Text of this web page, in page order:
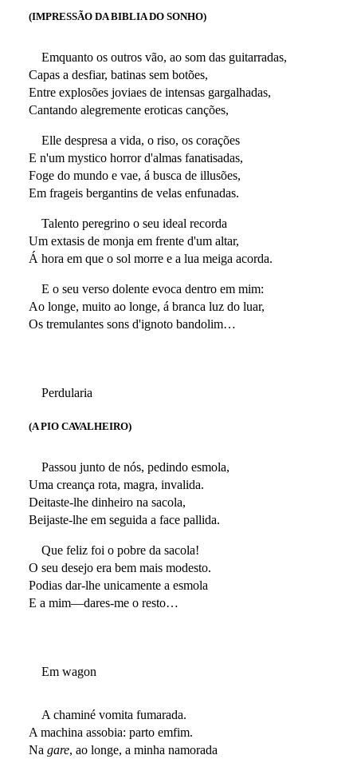
(IMPRESSÃO DA BIBLIA DO SONHO)
Emquanto os outros vão, ao som das guitarradas,
Capas a desfiar, batinas sem botões,
Entre explosões joviaes de intensas gargalhadas,
Cantando alegremente eroticas canções,
Elle despresa a vida, o riso, os corações
E n'um mystico horror d'almas fanatisadas,
Foge do mundo e vae, á busca de illusões,
Em frageis bergantins de velas enfunadas.
Talento peregrino o seu ideal recorda
Um extasis de monja em frente d'um altar,
Á hora em que o sol morre e a lua meiga acorda.
E o seu verso dolente evoca dentro em mim:
Ao longe, muito ao longe, á branca luz do luar,
Os tremulantes sons d'ignoto bandolim…
Perdularia
(A PIO CAVALHEIRO)
Passou junto de nós, pedindo esmola,
Uma creança rota, magra, invalida.
Deitaste-lhe dinheiro na sacola,
Beijaste-lhe em seguida a face pallida.
Que feliz foi o pobre da sacola!
O seu desejo era bem mais modesto.
Podias dar-lhe unicamente a esmola
E a mim—dares-me o resto…
Em wagon
A chaminé vomita fumarada.
A machina assobia: parto emfim.
Na gare, ao longe, a minha namorada